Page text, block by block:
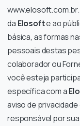
da Elosofte ao
básica, as formas
pessoais destas
colaborador ou
você esteja
específica com a
aviso de
responsável por